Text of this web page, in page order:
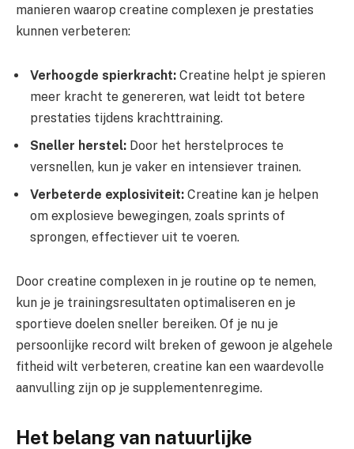
manieren waarop creatine complexen je prestaties
kunnen verbeteren:
Verhoogde spierkracht: Creatine helpt je spieren
meer kracht te genereren, wat leidt tot betere
prestaties tijdens krachttraining.
Sneller herstel: Door het herstelproces te
versnellen, kun je vaker en intensiever trainen.
Verbeterde explosiviteit: Creatine kan je helpen
om explosieve bewegingen, zoals sprints of
sprongen, effectiever uit te voeren.
Door creatine complexen in je routine op te nemen,
kun je je trainingsresultaten optimaliseren en je
sportieve doelen sneller bereiken. Of je nu je
persoonlijke record wilt breken of gewoon je algehele
fitheid wilt verbeteren, creatine kan een waardevolle
aanvulling zijn op je supplementenregime.
Het belang van natuurlijke